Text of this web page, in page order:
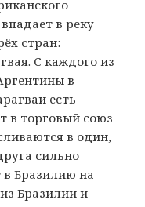
в реку
стран:
С каждого из
в
есть
в торговый союз
в один,
сильно
в Бразилию на
Бразилии и